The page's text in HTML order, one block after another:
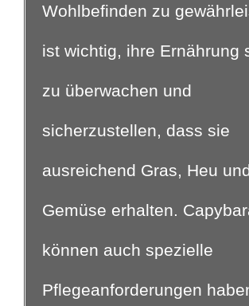
Wohlbefinden zu
ist wichtig, ihre Ernährung
zu überwachen und
sicherzustellen, dass sie
ausreichend Gras, Heu
Gemüse erhalten.
können auch spezielle
Pflegeanforderungen